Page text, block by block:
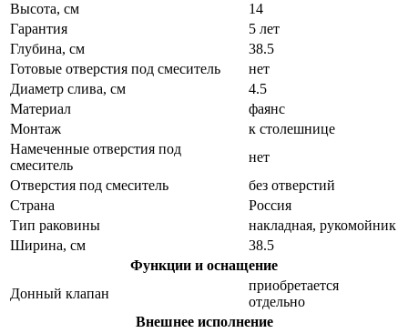
Высота, см
14
Гарантия
5 лет
Глубина, см
38.5
Готовые отверстия под смеситель
нет
Диаметр слива, см
4.5
Материал
фаянс
Монтаж
к столешнице
Намеченные отверстия под
смеситель
нет
Отверстия под смеситель
без отверстий
Страна
Россия
Тип раковины
накладная, рукомойник
Ширина, см
38.5
Функции и оснащение
Донный клапан
приобретается
отдельно
Внешнее исполнение